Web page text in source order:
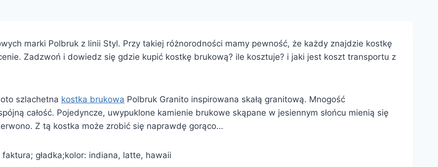
marki Polbruk z linii Styl. Przy takiej różnorodności mamy pewność, że każdy znajdzie kostkę
Zadzwoń i dowiedz się gdzie kupić kostkę brukową? ile kosztuje? i jaki jest koszt transportu z
szlachetna kostka brukowa Polbruk Granito inspirowana skałą granitową. Mnogość
całość. Pojedyncze, uwypuklone kamienie brukowe skąpane w jesiennym słońcu mienią się
Z tą kostka może zrobić się naprawdę gorąco…
gładka;kolor: indiana, latte, hawaii